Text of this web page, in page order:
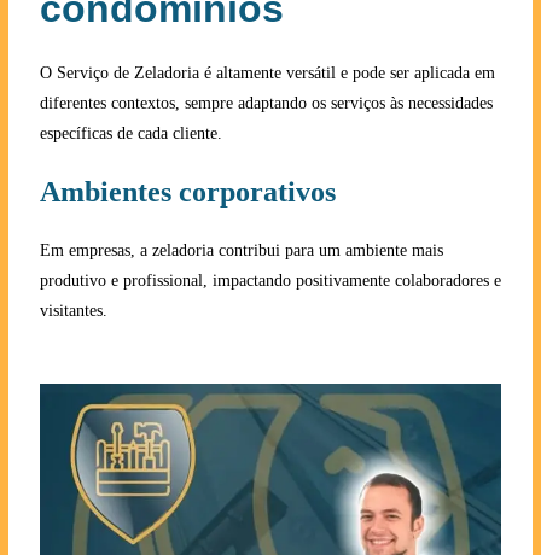
O Serviço de Zeladoria é altamente versátil e pode ser aplicada em
diferentes contextos, sempre adaptando os serviços às necessidades
específicas de cada cliente.
Ambientes corporativos
Em empresas, a zeladoria contribui para um ambiente mais
produtivo e profissional, impactando positivamente colaboradores e
visitantes.